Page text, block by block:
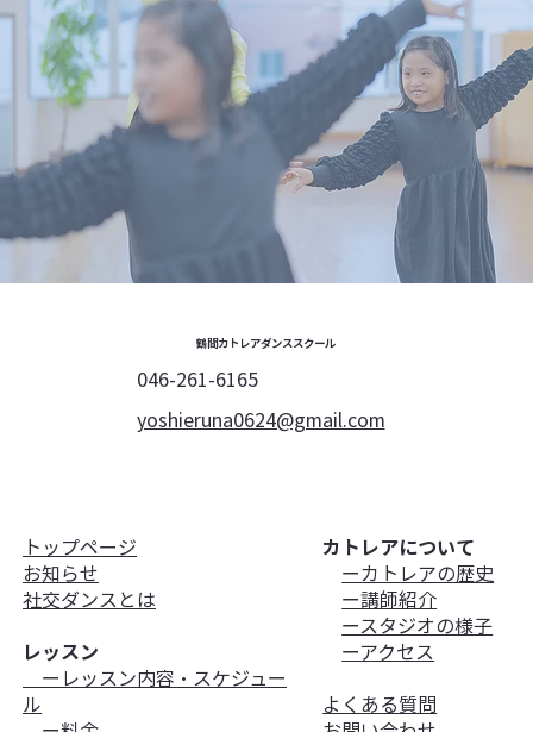
鶴間カトレアダンススクール
046-261-6165
yoshieruna0624@gmail.com
トップページ
お知らせ
​社交ダンスとは
レッスン
ーレッスン内容・スケジュー
ル
カトレアについて
ーカトレアの歴史
ー講師紹介
ースタジオの様子
ーアクセス
よくある質問